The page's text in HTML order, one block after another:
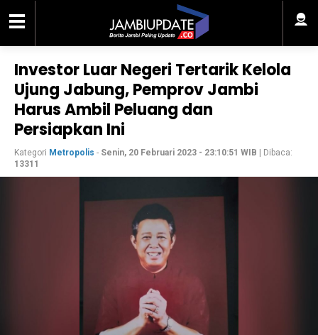
Investor Luar Negeri Tertarik Kelola
Ujung Jabung, Pemprov Jambi
Harus Ambil Peluang dan
Persiapkan Ini
Kategori Metropolis - Senin, 20 Februari 2023 - 23:10:51 WIB | Dibaca:
13311